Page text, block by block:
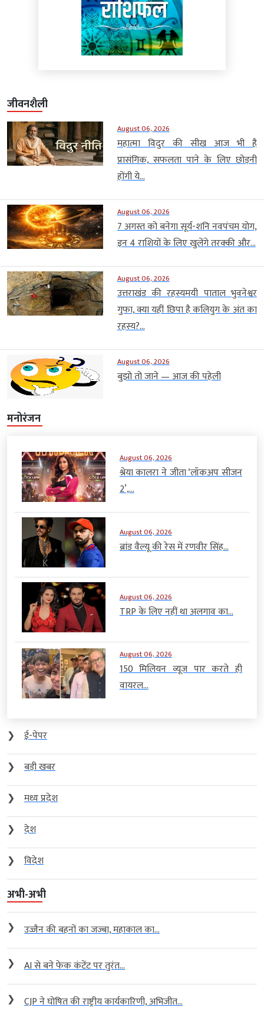
जीवनशैली
August 06, 2026
महात्मा विदुर की सीख आज भी है
प्रासंगिक, सफलता पाने के लिए छोड़नी
होंगी ये...
August 06, 2026
7 अगस्त को बनेगा सूर्य-शनि नवपंचम योग,
इन 4 राशियों के लिए खुलेंगे तरक्की और...
August 06, 2026
उत्तराखंड की रहस्यमयी पाताल भुवनेश्वर
गुफा, क्या यहीं छिपा है कलियुग के अंत का
रहस्य?...
August 06, 2026
बुझो तो जाने — आज की पहेली
मनोरंजन
August 06, 2026
श्रेया कालरा ने जीता ‘लॉकअप सीजन
2’,...
August 06, 2026
ब्रांड वैल्यू की रेस में रणवीर सिंह...
August 06, 2026
TRP के लिए नहीं था अलगाव का...
August 06, 2026
150 मिलियन व्यूज पार करते ही
वायरल...
❯
ई-पेपर
❯
बड़ी खबर
❯
मध्य प्रदेश
❯
देश
❯
विदेश
अभी-अभी
❯ उज्जैन की बहनों का जज्बा, महाकाल का...
❯ AI से बने फेक कंटेंट पर तुरंत...
❯ CJP ने घोषित की राष्ट्रीय कार्यकारिणी, अभिजीत...